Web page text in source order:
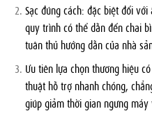
Sạc đúng cách: đặc biệt đối
quy trình có thể dẫn đến chai
tuân thủ hướng dẫn của nhà
Ưu tiên lựa chọn thương hiệu
thuật hỗ trợ nhanh chóng,
giúp giảm thời gian ngưng